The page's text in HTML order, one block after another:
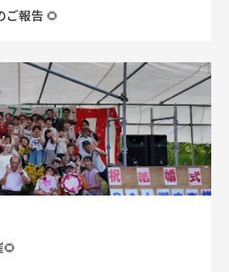
ご報告 🌻
🌻